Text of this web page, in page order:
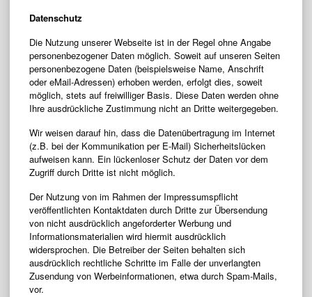
Datenschutz
Die Nutzung unserer Webseite ist in der Regel ohne Angabe
personenbezogener Daten möglich. Soweit auf unseren Seiten
personenbezogene Daten (beispielsweise Name, Anschrift
oder eMail-Adressen) erhoben werden, erfolgt dies, soweit
möglich, stets auf freiwilliger Basis. Diese Daten werden ohne
Ihre ausdrückliche Zustimmung nicht an Dritte weitergegeben.
Wir weisen darauf hin, dass die Datenübertragung im Internet
(z.B. bei der Kommunikation per E-Mail) Sicherheitslücken
aufweisen kann. Ein lückenloser Schutz der Daten vor dem
Zugriff durch Dritte ist nicht möglich.
Der Nutzung von im Rahmen der Impressumspflicht
veröffentlichten Kontaktdaten durch Dritte zur Übersendung
von nicht ausdrücklich angeforderter Werbung und
Informationsmaterialien wird hiermit ausdrücklich
widersprochen. Die Betreiber der Seiten behalten sich
ausdrücklich rechtliche Schritte im Falle der unverlangten
Zusendung von Werbeinformationen, etwa durch Spam-Mails,
vor.